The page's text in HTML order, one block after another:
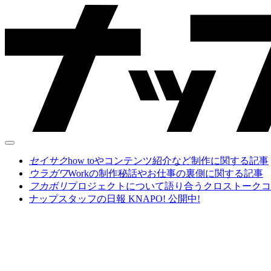
セイサクhow toやコンテンツ紹介など制作に関する記事
ウラガワWorkの制作秘話やお仕事の裏側に関する記事
フカボリプロジェクトについて語り合うクロストーク
ナップスタッフの日報 KNAPO! 公開中!